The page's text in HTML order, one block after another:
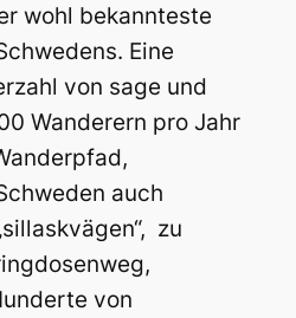
wohl bekannteste
Eine
von sage und
Wanderern pro Jahr
auch
zu
von